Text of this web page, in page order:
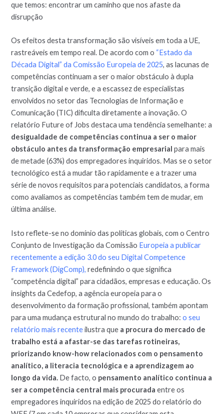
que temos: encontrar um caminho que nos afaste da
disrupção
Os efeitos desta transformação são visíveis em toda a UE,
rastreáveis em tempo real. De acordo com o “Estado da
Década Digital” da Comissão Europeia de 2025, as lacunas de
competências continuam a ser o maior obstáculo à dupla
transição digital e verde, e a escassez de especialistas
envolvidos no setor das Tecnologias de Informação e
Comunicação (TIC) dificulta diretamente a inovação. O
relatório Future of Jobs destaca uma tendência semelhante: a
desigualdade de competências continua a ser o maior
obstáculo antes da transformação empresarialpara mais
de metade (63%) dos empregadores inquiridos. Mas se o setor
tecnológico está a mudar tão rapidamente e a trazer uma
série de novos requisitos para potenciais candidatos, a forma
como avaliamos as competências também tem de mudar, em
última análise.
Isto reflete-se no domínio das políticas globais, com o Centro
Conjunto de Investigação da Comissão Europeia a publicar
recentemente a edição 3.0 do seu Digital Competence
Framework (DigComp), redefinindo o que significa
“competência digital” para cidadãos, empresas e educação. Os
insights da Cedefop, a agência europeia para o
desenvolvimento da formação profissional, também apontam
para uma mudança estrutural no mundo do trabalho:o seu
relatório mais recenteilustra que a procura do mercado de
trabalho está a afastar-se das tarefas rotineiras,
priorizando know-how relacionados com o pensamento
analítico, a literacia tecnológica e a aprendizagem ao
longo da vida. De facto, o pensamento analítico continua a
ser a competência central mais procurada entre os
empregadores inquiridos na edição de 2025 do relatório do